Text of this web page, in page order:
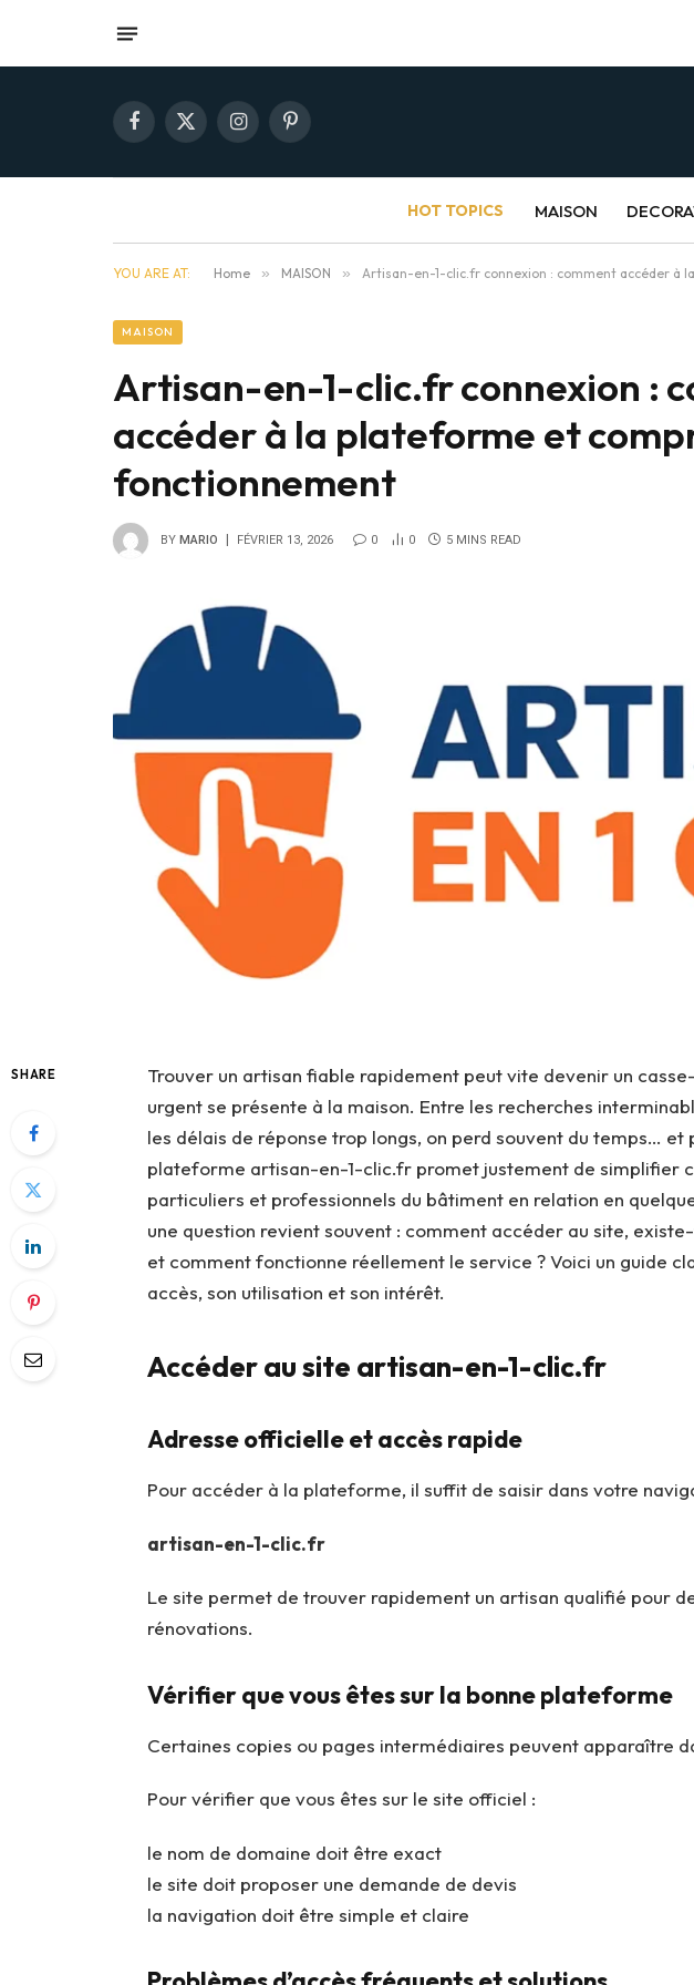
Facebook
X
InstagramPinterest
HOT TOPICS MAISON
YOU ARE AT: Home » MAISON » Artisan-en-1-clic.fr connexion : comment accéder
MAISON
Artisan-en-1-clic.fr connexion :
accéder à la plateforme et
fonctionnement
BY MARIO FÉVRIER 13, 2026 0 0 5 MINS READ
SHARE
Trouver un artisan fiable rapidement peut vite devenir un
urgent se présente à la maison. Entre les recherches
les délais de réponse trop longs, on perd souvent du temps… et
plateforme artisan-en-1-clic.fr promet justement de simplifier
particuliers et professionnels du bâtiment en relation en
une question revient souvent : comment accéder au site,
et comment fonctionne réellement le service ? Voici un guide
accès, son utilisation et son intérêt.
Accéder au site artisan-en-1-clic.fr
Adresse officielle et accès rapide
Pour accéder à la plateforme, il suffit de saisir dans votre
artisan-en-1-clic.fr
Le site permet de trouver rapidement un artisan qualifié pour
rénovations.
Vérifier que vous êtes sur la bonne plateforme
Certaines copies ou pages intermédiaires peuvent apparaître
Pour vérifier que vous êtes sur le site officiel :
le nom de domaine doit être exact
le site doit proposer une demande de devis
la navigation doit être simple et claire